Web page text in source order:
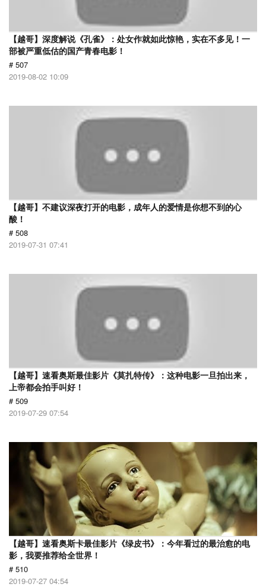
【越哥】深度解说《孔雀》：处女作就如此惊艳，实在不多见！一
部被严重低估的国产青春电影！
# 507
2019-08-02 10:09
【越哥】不建议深夜打开的电影，成年人的爱情是你想不到的心
酸！
# 508
2019-07-31 07:41
【越哥】速看奥斯最佳影片《莫扎特传》：这种电影一旦拍出来，
上帝都会拍手叫好！
# 509
2019-07-29 07:54
【越哥】速看奥斯卡最佳影片《绿皮书》：今年看过的最治愈的电
影，我要推荐给全世界！
# 510
2019-07-27 04:54